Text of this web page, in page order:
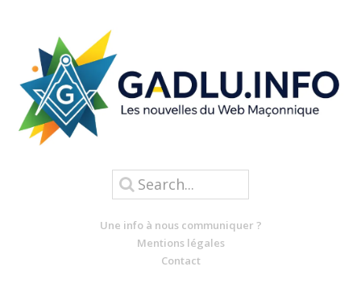
Une info à nous communiquer ?
Mentions légales
Contact